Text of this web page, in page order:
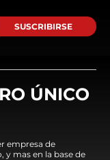
SUSCRIBIRSE
ÚNICO
empresa de
y mas en la base de